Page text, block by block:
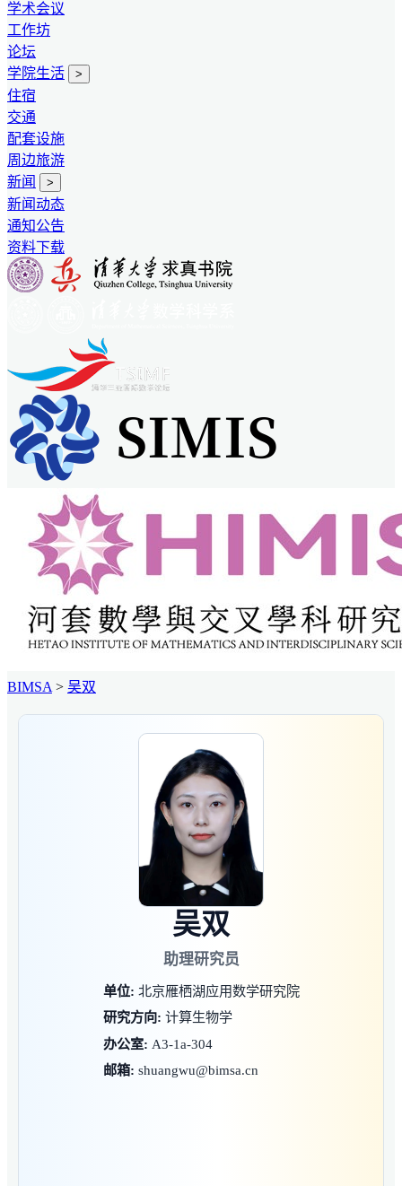
学术会议
工作坊
论坛
学院生活
>
住宿
交通
配套设施
周边旅游
新闻
>
新闻动态
通知公告
资料下载
BIMSA > 吴双
吴双
助理研究员
单位: 北京雁栖湖应用数学研究院
研究方向: 计算生物学
办公室: A3-1a-304
邮箱: shuangwu@bimsa.cn